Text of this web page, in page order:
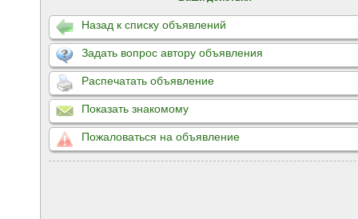
Назад к списку объявлений
Задать вопрос автору объявления
Распечатать объявление
Показать знакомому
Пожаловаться на объявление